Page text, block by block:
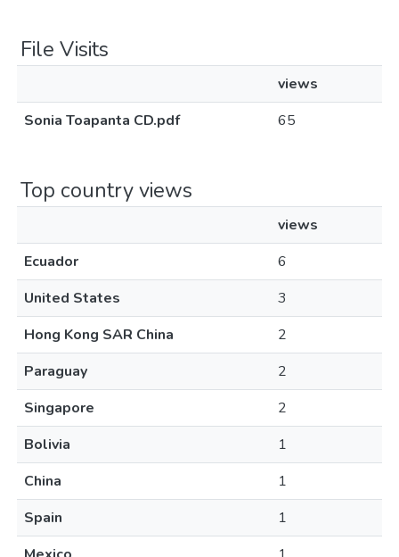
File Visits
views
Sonia Toapanta CD.pdf
65
Top country views
views
Ecuador
6
United States
3
Hong Kong SAR China
2
Paraguay
2
Singapore
2
Bolivia
1
China
1
Spain
1